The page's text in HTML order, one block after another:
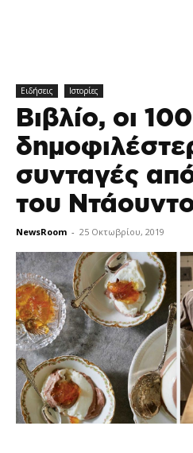
Ειδήσεις Ιστορίες
Βιβλίο, οι 100
συνταγές
του
NewsRoom - 25 Οκτωβρίου, 2019